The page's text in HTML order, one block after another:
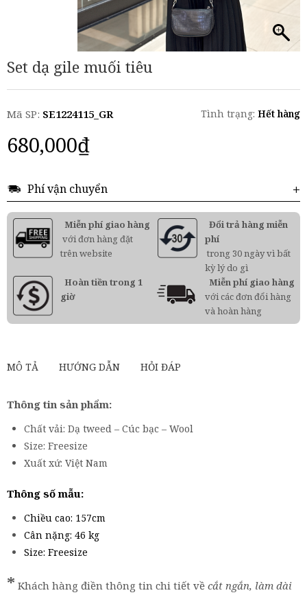
Set dạ gile muối tiêu
Mã SP: SE1224115_GR Tình trạng: Hết hàng
680,000₫
Phí vận chuyển
Miễn phí giao hàng
với đơn hàng đặt
trên website
Đổi trả hàng miễn
phí
trong 30 ngày vì bất
kỳ lý do gì
Hoàn tiền trong 1
giờ
Miễn phí giao hàng
với các đơn đổi hàng
và hoàn hàng
MÔ TẢ HƯỚNG DẪN HỎI ĐÁP
Thông tin sản phẩm:
Chất vải: Dạ tweed – Cúc bạc – Wool
Size: Freesize
Xuất xứ: Việt Nam
Thông số mẫu:
Chiều cao: 157cm
Cân nặng: 46 kg
Size: Freesize
* Khách hàng điền thông tin chi tiết về cắt ngắn, làm dài